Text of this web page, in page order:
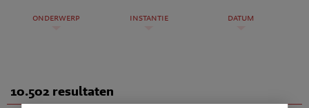
onderwerp instantie datum
10.502 resultaten